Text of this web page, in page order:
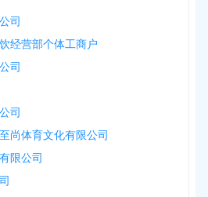
司
经营部个体工商户
司
司
尚体育文化有限公司
限公司